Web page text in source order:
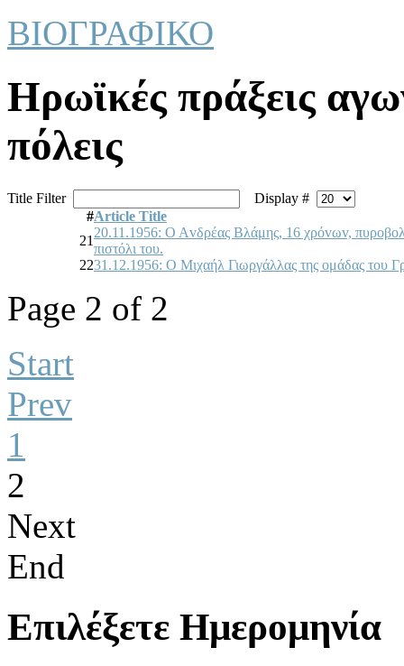
ΒΙΟΓΡΑΦΙΚΟ
Ηρωϊκές πράξεις
πόλεις
Title Filter
Display #
#Article Title
21
20.11.1956: Ο Αvδρέας Βλάμης, 16 χρόvωv,
πιστόλι τoυ.
2231.12.1956: Ο Μιχαήλ Γιωργάλλας της oμάδας τoυ
Page 2 of 2
Start
Prev
1
2
Next
End
Επιλέξετε Ημερομηνία